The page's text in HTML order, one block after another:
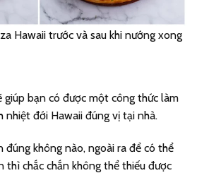
Hawaii trước và sau khi nướng xong
giúp bạn có được một công thức làm
nhiệt đới Hawaii đúng vị tại nhà.
đúng không nào, ngoài ra để có thể
thì chắc chắn không thể thiếu được